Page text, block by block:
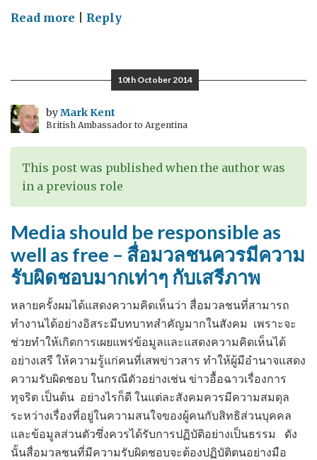
Read more on
ของ
ประเทศไทย
Reply
10th October 2014
byMark Kent
British Ambassador to Argentina
This post was published when the author was
in a previous role
Media should be responsible as
well as free – สื่อมวลชนควรมีความ
รับผิดชอบมากเท่าๆ กับเสรีภาพ
หลายครั้งผมได้แสดงความคิดเห็นว่า สื่อมวลชนที่สามารถ
ทำงานได้อย่างอิสระมีบทบาทสำคัญมากในสังคม เพราะจะ
ช่วยทำให้เกิดการเผยแพร่ข้อมูลและแสดงความคิดเห็นได้
อย่างเสรี ให้ความรู้แก่คนที่เสพข่าวสาร ทำให้ผู้มีอำนาจแสดง
ความรับผิดชอบ ในกรณีตัวอย่างเช่น ข่าวอื้อฉาวเรื่องการ
ทุจริต เป็นต้น อย่างไรก็ดี ในแต่ละสังคมควรมีความสมดุล
ระหว่างเรื่องที่อยู่ในความสนใจของผู้คนกับสิทธิส่วนบุคคล
และข้อมูลส่วนตัวซึ่งควรได้รับการปฏิบัติอย่างเป็นธรรม ดัง
นั้นสื่อมวลชนที่มีความรับผิดชอบจะต้องปฏิบัติตนอย่างมือ